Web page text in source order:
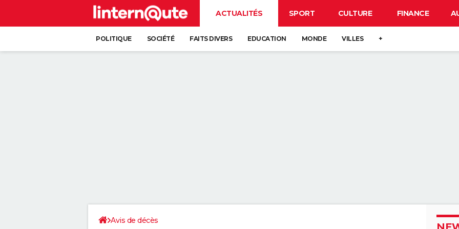
ACTUALITÉS SPORT CULTURE FINANCE
POLITIQUE SOCIÉTÉ FAITS DIVERS EDUCATION MONDE VILLES +
Avis de décès